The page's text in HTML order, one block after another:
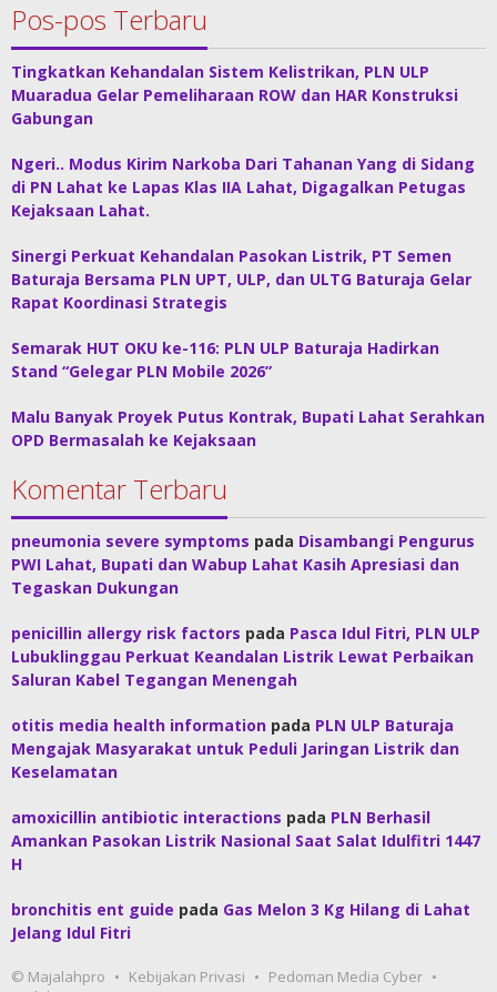
Pos-pos Terbaru
Tingkatkan Kehandalan Sistem Kelistrikan, PLN ULP
Muaradua Gelar Pemeliharaan ROW dan HAR Konstruksi
Gabungan
Ngeri.. Modus Kirim Narkoba Dari Tahanan Yang di Sidang
di PN Lahat ke Lapas Klas IIA Lahat, Digagalkan Petugas
Kejaksaan Lahat.
Sinergi Perkuat Kehandalan Pasokan Listrik, PT Semen
Baturaja Bersama PLN UPT, ULP, dan ULTG Baturaja Gelar
Rapat Koordinasi Strategis
Semarak HUT OKU ke-116: PLN ULP Baturaja Hadirkan
Stand “Gelegar PLN Mobile 2026”
Malu Banyak Proyek Putus Kontrak, Bupati Lahat Serahkan
OPD Bermasalah ke Kejaksaan
Komentar Terbaru
pneumonia severe symptoms pada Disambangi Pengurus
PWI Lahat, Bupati dan Wabup Lahat Kasih Apresiasi dan
Tegaskan Dukungan
penicillin allergy risk factors pada Pasca Idul Fitri, PLN ULP
Lubuklinggau Perkuat Keandalan Listrik Lewat Perbaikan
Saluran Kabel Tegangan Menengah
otitis media health information pada PLN ULP Baturaja
Mengajak Masyarakat untuk Peduli Jaringan Listrik dan
Keselamatan
amoxicillin antibiotic interactions pada PLN Berhasil
Amankan Pasokan Listrik Nasional Saat Salat Idulfitri 1447
H
bronchitis ent guide pada Gas Melon 3 Kg Hilang di Lahat
Jelang Idul Fitri
© Majalahpro Kebijakan Privasi
Pedoman Media Cyber